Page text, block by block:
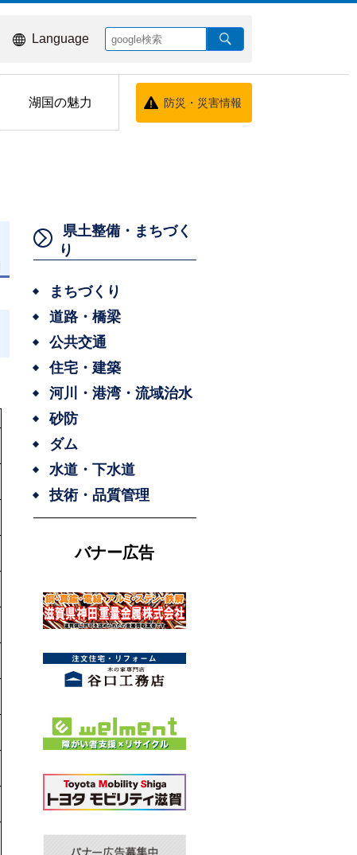
Language
湖国の魅力 防災・災害情報
県土整備・まちづく
り
まちづくり
道路・橋梁
公共交通
住宅・建築
河川・港湾・流域治水
砂防
ダム
水道・下水道
技術・品質管理
バナー広告